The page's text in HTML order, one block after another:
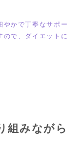
かで丁寧なサポー
ので、ダイエットに
組みながら